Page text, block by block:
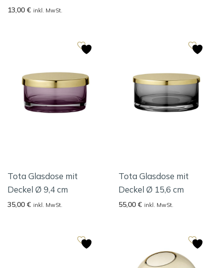
13,00 € inkl. MwSt.
Tota Glasdose mit
Deckel Ø 9,4 cm
35,00 € inkl. MwSt.
Tota Glasdose mit
Deckel Ø 15,6 cm
55,00 € inkl. MwSt.